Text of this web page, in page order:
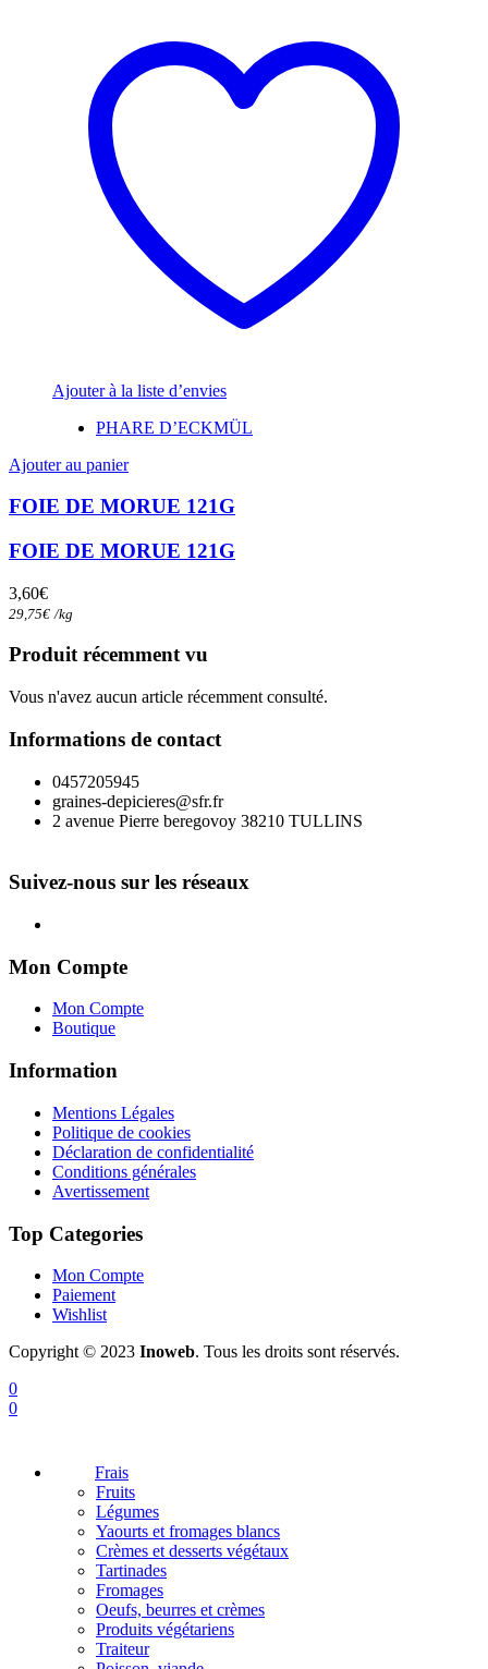
Ajouter à la liste d’envies
PHARE D’ECKMÜL
Ajouter au panier
FOIE DE MORUE 121G
FOIE DE MORUE 121G
3,60€
29,75€ /kg
Produit récemment vu
Vous n'avez aucun article récemment consulté.
Informations de contact
0457205945
graines-depicieres@sfr.fr
2 avenue Pierre beregovoy 38210 TULLINS
Suivez-nous sur les réseaux
Mon Compte
Mon Compte
Boutique
Information
Mentions Légales
Politique de cookies
Déclaration de confidentialité
Conditions générales
Avertissement
Top Categories
Mon Compte
Paiement
Wishlist
Copyright © 2023 Inoweb. Tous les droits sont réservés.
0
0
Frais
Fruits
Légumes
Yaourts et fromages blancs
Crèmes et desserts végétaux
Tartinades
Fromages
Oeufs, beurres et crèmes
Produits végétariens
Traiteur